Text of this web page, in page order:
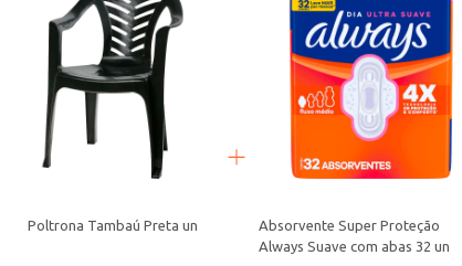
Poltrona Tambaú Preta un
Absorvente Super Proteção
Always Suave com abas 32 un